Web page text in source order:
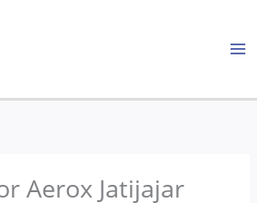
Aerox Jatijajar